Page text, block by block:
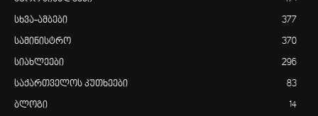
სხვა-ამბები 377
სამინისტრო 370
სიახლეები 296
საქართველოს კუთხეები 83
ბლოგი 14